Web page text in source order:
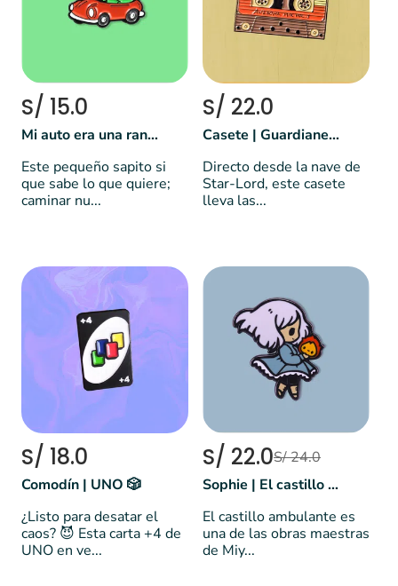
S/ 15.0
Mi auto era una rana 🐸
Este pequeño sapito si
que sabe lo que quiere;
caminar nu...
S/ 22.0
Casete | Guardianes de la galáxia
Directo desde la nave de
Star-Lord, este casete
lleva las...
S/ 18.0
Comodín | UNO 🎲
¿Listo para desatar el
caos? 😈 Esta carta +4 de
UNO en ve...
S/ 22.0S/ 24.0
Sophie | El castillo ambulante 🏰
El castillo ambulante es
una de las obras maestras
de Miy...